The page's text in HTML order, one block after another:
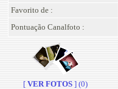
Favorito de :
Pontuação Canalfoto :
[ VER FOTOS ] (0)